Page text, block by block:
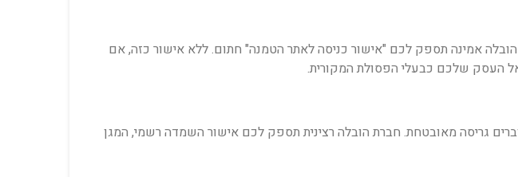
אמינה תספק לכם "אישור כניסה לאתר הטמנה" חתום. ללא אישור כזה, אם
אל העסק שלכם כבעלי הפסולת המקורית.
גריסה מאובטחת. חברת הובלה רצינית תספק לכם אישור השמדה רשמי, המגן